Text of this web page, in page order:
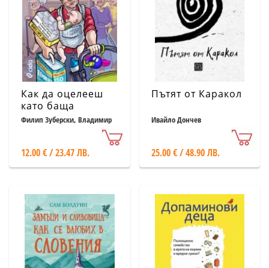
Как да оцелееш
като баща
Филип Зуберски, Владимир
12.00 € / 23.47 ЛВ.
Пътят от Каракол
Ивайло Дончев
25.00 € / 48.90 ЛВ.